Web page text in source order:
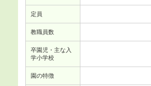
定員
教職員数
卒園児・主な入
学小学校
園の特徴